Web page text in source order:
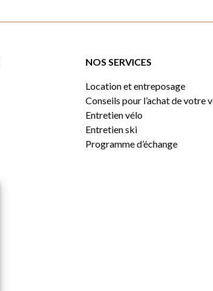
NOS SERVICES
Location et entreposage
Conseils pour l’achat de votre
Entretien vélo
Entretien ski
Programme d’échange